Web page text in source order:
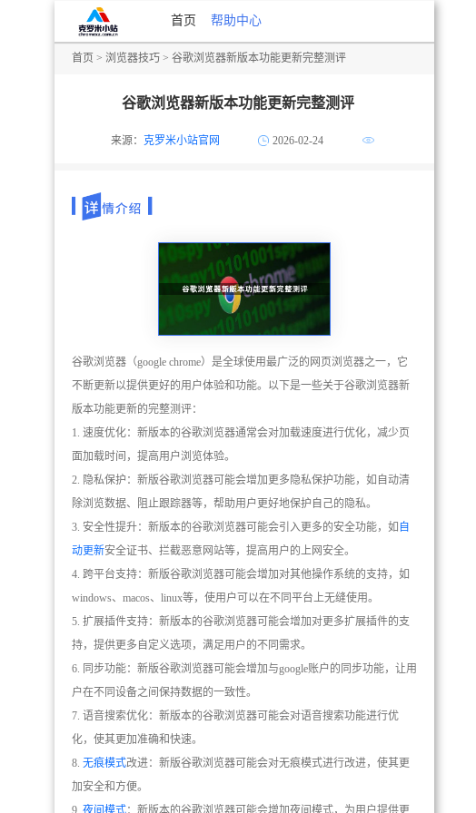
首页 帮助中心
首页 > 浏览器技巧 > 谷歌浏览器新版本功能更新完整测评
谷歌浏览器新版本功能更新完整测评
来源： 克罗米小站官网 2026-02-24
谷歌浏览器（google chrome）是全球使用最广泛的网页浏览器之一，它
不断更新以提供更好的用户体验和功能。以下是一些关于谷歌浏览器新
版本功能更新的完整测评：
1. 速度优化：新版本的谷歌浏览器通常会对加载速度进行优化，减少页
面加载时间，提高用户浏览体验。
2. 隐私保护：新版谷歌浏览器可能会增加更多隐私保护功能，如自动清
除浏览数据、阻止跟踪器等，帮助用户更好地保护自己的隐私。
3. 安全性提升：新版本的谷歌浏览器可能会引入更多的安全功能，如 自
动更新安全证书、拦截恶意网站等，提高用户的上网安全。
4. 跨平台支持：新版谷歌浏览器可能会增加对其他操作系统的支持，如
windows、macos、linux等，使用户可以在不同平台上无缝使用。
5. 扩展插件支持：新版本的谷歌浏览器可能会增加对更多扩展插件的支
持，提供更多自定义选项，满足用户的不同需求。
6. 同步功能：新版谷歌浏览器可能会增加与google账户的同步功能，让用
户在不同设备之间保持数据的一致性。
7. 语音搜索优化：新版本的谷歌浏览器可能会对语音搜索功能进行优
化，使其更加准确和快速。
8. 无痕模式改进：新版谷歌浏览器可能会对无痕模式进行改进，使其更
加安全和方便。
9. 夜间模式：新版本的谷歌浏览器可能会增加夜间模式，为用户提供更